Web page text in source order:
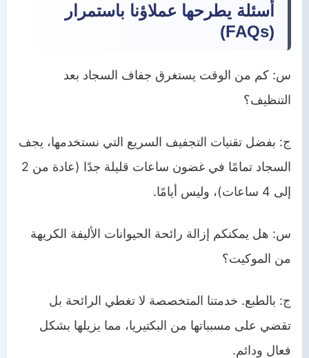
أسئلة يطرحها عملاؤنا باستمرار
(FAQs)
س: كم من الوقت يستغرق جفاف السجاد بعد
التنظيف؟
ج: بفضل تقنيات التجفيف السريع التي نستخدمها، يجف
السجاد تمامًا في غضون ساعات قليلة جدًا (عادة من 2
إلى 4 ساعات)، وليس أيامًا.
س: هل يمكنكم إزالة رائحة الحيوانات الأليفة الكريهة
من الموكيت؟
ج: بالطبع. خدمتنا المتخصصة لا تغطي الرائحة بل
تقضي على مسبباتها من البكتيريا، مما يزيلها بشكل
فعال ودائم.